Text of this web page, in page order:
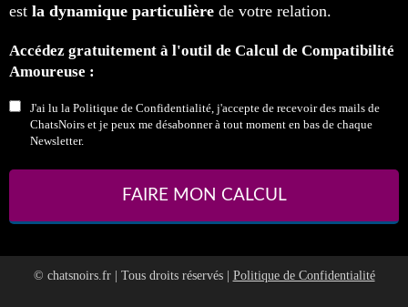
est la dynamique particulière de votre relation.
Accédez gratuitement à l'outil de Calcul de Compatibilité
Amoureuse :
J'ai lu la Politique de Confidentialité, j'accepte de recevoir des mails de
ChatsNoirs et je peux me désabonner à tout moment en bas de chaque
Newsletter.
FAIRE MON CALCUL
© chatsnoirs.fr| Tous droits réservés | Politique de Confidentialité